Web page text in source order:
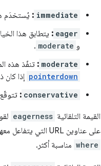
immediate
: يُستخدَم
eager
: يتطابق هذا
و moderate
.
moderate
: تنفّذ هذه
pointerdown إذا كان
conservative
:
القيمة التلقائية eagerness
على عناوين URL التي يتفاعل معها المستخدم في قائمة معيّنة. مع ذلك، في كثير من الحالات، قد تكون قواعد
where مناسبة أكثر.